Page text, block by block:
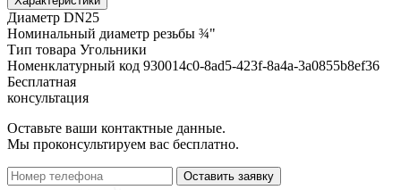
Диаметр DN25
Номинальный диаметр резьбы ¾"
Тип товара Угольники
Номенклатурный код 930014c0-8ad5-423f-8a4a-3a0855b8ef36
Бесплатная
консультация
Оставьте ваши контактные данные.
Мы проконсультируем вас бесплатно.
Оставить заявку